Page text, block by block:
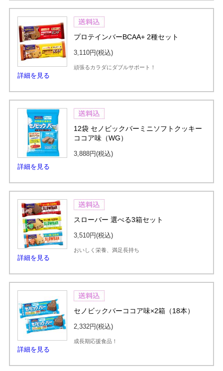
詳細を見る
プロテインバーBCAA+ 2種セット
3,110円(税込)
頑張るカラダにダブルサポート！
詳細を見る
12袋 セノビックバーミニソフトクッキー
ココア味（WG）
3,888円(税込)
詳細を見る
スローバー 選べる3箱セット
3,510円(税込)
おいしく栄養、満足長持ち
詳細を見る
セノビックバーココア味×2箱（18本）
2,332円(税込)
成長期応援食品！